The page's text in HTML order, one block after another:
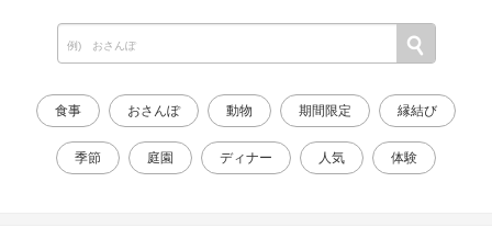
食事 おさんぽ 動物 期間限定 縁結び
季節 庭園 ディナー 人気 体験